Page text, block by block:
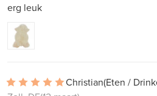
erg leuk
Christian(Eten /